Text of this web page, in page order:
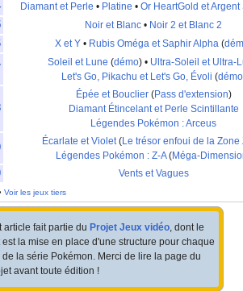
Diamant et Perle • Platine • Or HeartGold et
Noir et Blanc • Noir 2 et Blanc 2
X et Y• Rubis Oméga et Saphir Alpha(
Soleil et Lune (démo) • Ultra-Soleil et Ultra-
Let's Go, Pikachu et Let's Go, Évoli (démo
Épée et Bouclier(Pass d'extension)
Diamant Étincelant et Perle Scintillante
Légendes Pokémon : Arceus
Écarlate et Violet(Le trésor enfoui de la Zone
Légendes Pokémon : Z-A(Méga-
Vents et Vagues
Voir les jeux tiers
article fait partie du Projet Jeux vidéo, dont le
est la mise en place d'une structure pour chaque
de la série Pokémon. Merci de lire la page du
avant toute édition !